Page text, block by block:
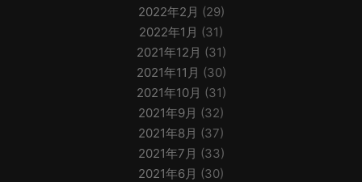
2022年2月 (29)
2022年1月 (31)
2021年12月 (31)
2021年11月 (30)
2021年10月 (31)
2021年9月 (32)
2021年8月 (37)
2021年7月 (33)
2021年6月 (30)